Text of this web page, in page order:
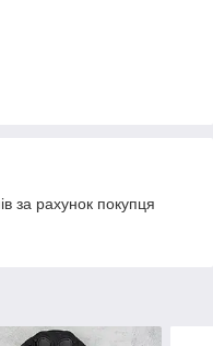
за рахунок покупця